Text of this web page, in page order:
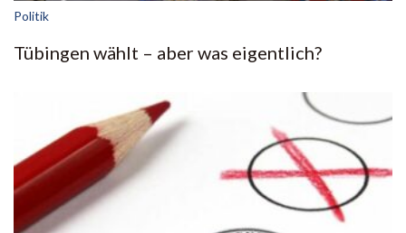
Politik
Tübingen wählt – aber was eigentlich?